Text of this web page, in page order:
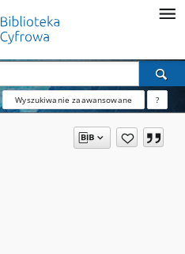
Wyszukiwanie zaawansowane ?